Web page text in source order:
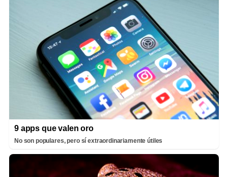
9 apps que valen oro
No son populares, pero sí extraordinariamente útiles